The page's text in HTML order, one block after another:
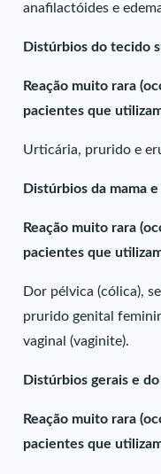
anafilactóides e
Distúrbios do tecido
Reação muito rara
pacientes que
Urticária, prurido e
Distúrbios da mama
Reação muito rara
pacientes que
Dor pélvica (cólica),
prurido genital
vaginal (vaginite).
Distúrbios gerais e
Reação muito rara
pacientes que